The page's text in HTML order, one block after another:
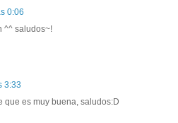
0:06
^^ saludos~!
3:33
que es muy buena, saludos:D